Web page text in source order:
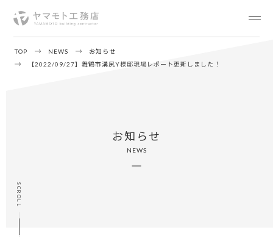
TOP NEWS
お知らせ
【2022/09/27】舞鶴市溝尻Y様邸現場レポート更新しました！
SCROLL
お知らせ
NEWS